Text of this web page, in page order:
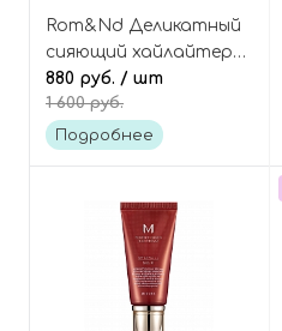
Rom&Nd Деликатный
сияющий хайлайтер
для лица, оттенок 02
Moonkissed Veil, See-
Through Veillighter
880 руб. / шт
1 600 руб.
Подробнее